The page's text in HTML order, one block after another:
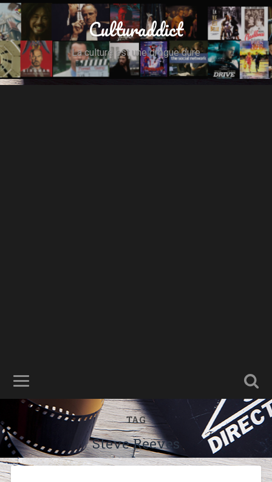
Culturaddict
La culture est une drogue dure
TAG
Steve Reeves